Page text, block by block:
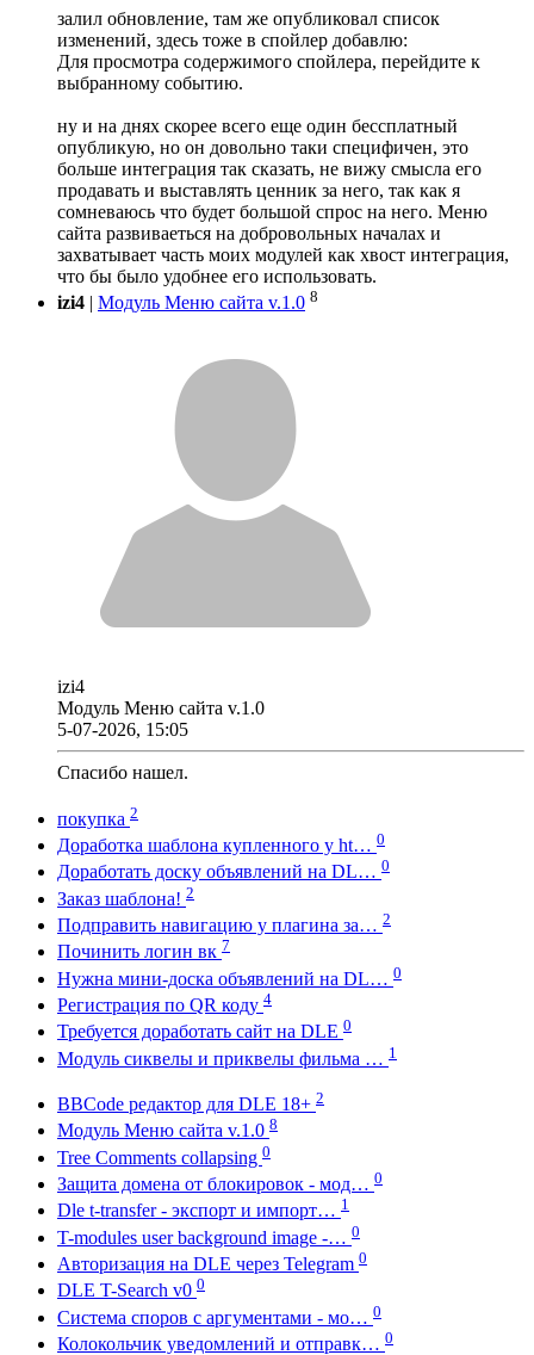
залил обновление, там же опубликовал список
изменений, здесь тоже в спойлер добавлю:
Для просмотра содержимого спойлера, перейдите к
выбранному событию.
ну и на днях скорее всего еще один бессплатный
опубликую, но он довольно таки специфичен, это
больше интеграция так сказать, не вижу смысла его
продавать и выставлять ценник за него, так как я
сомневаюсь что будет большой спрос на него. Меню
сайта развиваеться на добровольных началах и
захватывает часть моих модулей как хвост интеграция,
что бы было удобнее его использовать.
izi4 | Модуль Меню сайта v.1.0 8
izi4
Модуль Меню сайта v.1.0
5-07-2026, 15:05
Спасибо нашел.
покупка 2
Доработка шаблона купленного у ht… 0
Доработать доску объявлений на DL… 0
Заказ шаблона! 2
Подправить навигацию у плагина за… 2
Починить логин вк 7
Нужна мини-доска объявлений на DL… 0
Регистрация по QR коду 4
Требуется доработать сайт на DLE 0
Модуль сиквелы и приквелы фильма … 1
BBCode редактор для DLE 18+ 2
Модуль Меню сайта v.1.0 8
Tree Comments collapsing 0
Защита домена от блокировок - мод… 0
Dle t-transfer - экспорт и импорт… 1
T-modules user background image -… 0
Авторизация на DLE через Telegram 0
DLE T-Search v0 0
Система споров с аргументами - мо… 0
Колокольчик уведомлений и отправк… 0